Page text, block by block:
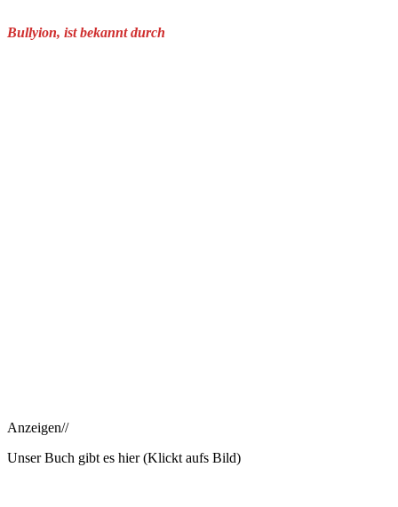
Bullyion, ist bekannt durch
Anzeigen//
Unser Buch gibt es hier (Klickt aufs Bild)